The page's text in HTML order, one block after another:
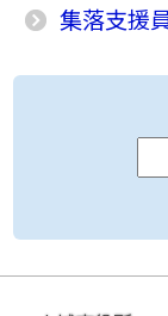
集落支援